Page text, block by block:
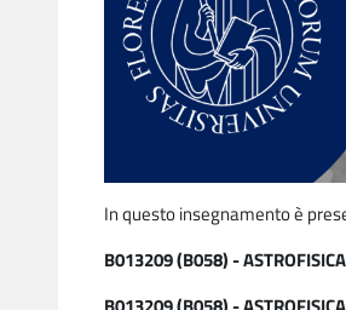
In questo insegnamento è
B013209 (B058) -